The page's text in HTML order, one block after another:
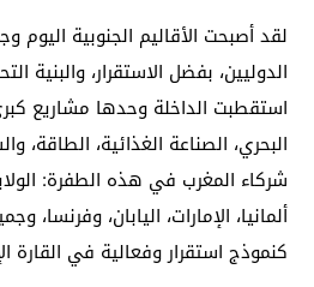
لقد أصبحت الأقاليم الجنوبية
الدوليين، بفضل الاستقرار، والبنية
استقطبت الداخلة وحدها مشاريع
البحري، الصناعة الغذائية، الطاقة،
شركاء المغرب في هذه الطفرة:
ألمانيا، الإمارات، اليابان،
كنموذج استقرار وفعالية في القارة